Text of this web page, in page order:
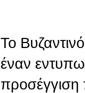
Το
έναν
προσέγγιση